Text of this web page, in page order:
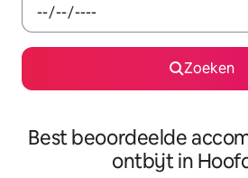
Zoeken
Best beoordeelde
ontbijt in